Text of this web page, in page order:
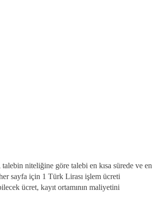
niteliğine göre talebi en kısa sürede ve en
sayfa için 1 Türk Lirası işlem ücreti
ücret, kayıt ortamının maliyetini